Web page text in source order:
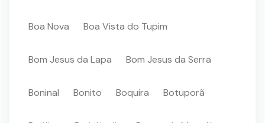
Boa Nova Boa Vista do Tupim
Bom Jesus da Lapa Bom Jesus da Serra
Boninal Bonito Boquira Botuporã